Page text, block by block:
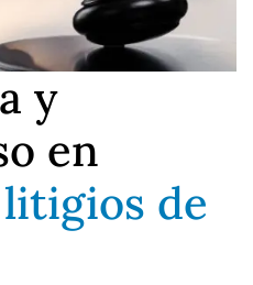
y
en
de